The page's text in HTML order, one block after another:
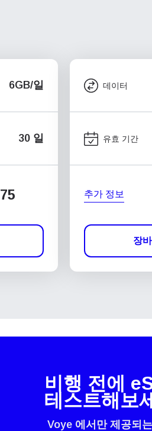
6GB/일
30 일
75
데이터
유효 기간
추가 정보
장
비행 전에
테스트해보
Voye 에서만 제공되